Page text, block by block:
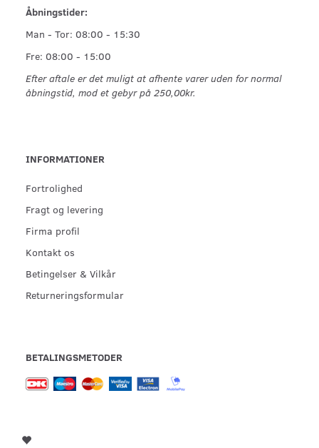
Åbningstider:
Man - Tor: 08:00 - 15:30
Fre: 08:00 - 15:00
Efter aftale er det muligt at afhente varer uden for normal
åbningstid, mod et gebyr på 250,00kr.
INFORMATIONER
Fortrolighed
Fragt og levering
Firma profil
Kontakt os
Betingelser & Vilkår
Returneringsformular
BETALINGSMETODER